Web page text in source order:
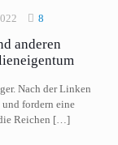
8
anderen
Nach der Linken
fordern eine
Reichen […]